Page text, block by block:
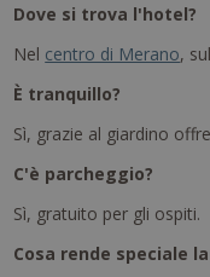
Dove si trova l'hotel?
Nel centro di Merano,
È tranquillo?
Sì, grazie al giardino
C'è parcheggio?
Sì, gratuito per gli ospiti.
Cosa rende speciale